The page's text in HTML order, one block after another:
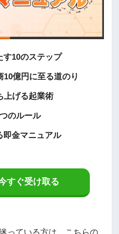
す10のステップ
10億円に至る道のり
げる起業術
のルール
即金マニュアル
すぐ受け取る